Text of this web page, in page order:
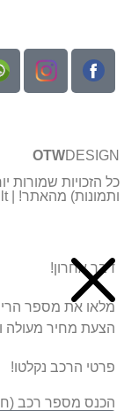
OTWDESIGN
כל הזכויות שמורות
ותמונות) מהאתר! | WebSite By WebResult
דבר אחרון!
מלאו את מספר
הצעת מחיר מעולה
פרטי הרכב נקלטו!
הכנס מספר רכב